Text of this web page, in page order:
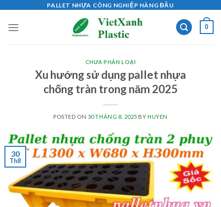
content
PALLET NHỰA CÔNG NGHIỆP HÀNG ĐẦU
0
CHƯA PHÂN LOẠI
Xu hướng sử dụng pallet nhựa
chống tràn trong năm 2025
POSTED ON 30 THÁNG 8, 2025 BY HUYEN
30
Th8